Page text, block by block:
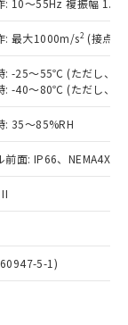
: 10～55Hz 複振幅
: 最大1000m/s2 (接点
: -25～55℃ (ただし、氷
: -40～80℃ (ただし、氷
: 35～85%RH
前面: IP66、NEMA4X,
5-1)
はお客
当のオ
売員に
販売拠
ご確認
当社の
たは開
成サー
、I-Web
必要が
社にご
に対する
を超える意
予定
タル酸ジ
ルベンジ
害物
響を
へお問
されな
サイ
その他
に一切
売する
容を当
社は、
者が違
は、取
あり
につ
、ま
制御
ご確
況の